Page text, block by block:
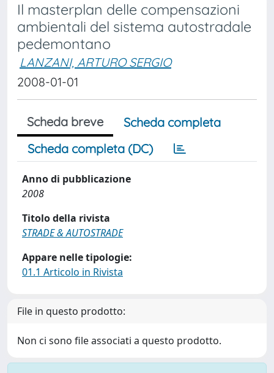
Il masterplan delle compensazioni
ambientali del sistema autostradale
pedemontano
LANZANI, ARTURO SERGIO
2008-01-01
Scheda breve
Scheda completa
Scheda completa (DC)
Anno di pubblicazione
2008
Titolo della rivista
STRADE & AUTOSTRADE
Appare nelle tipologie:
01.1 Articolo in Rivista
File in questo prodotto:
Non ci sono file associati a questo prodotto.